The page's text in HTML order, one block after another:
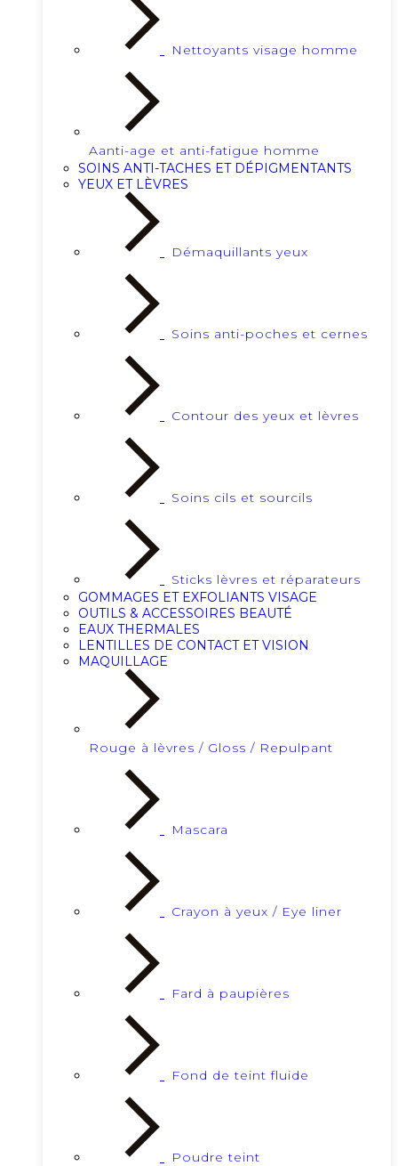
Nettoyants visage homme
Aanti-age et anti-fatigue homme
SOINS ANTI-TACHES ET DÉPIGMENTANTS
YEUX ET LÈVRES
Démaquillants yeux
Soins anti-poches et cernes
Contour des yeux et lèvres
Soins cils et sourcils
Sticks lèvres et réparateurs
GOMMAGES ET EXFOLIANTS VISAGE
OUTILS & ACCESSOIRES BEAUTÉ
EAUX THERMALES
LENTILLES DE CONTACT ET VISION
MAQUILLAGE
Rouge à lèvres / Gloss / Repulpant
Mascara
Crayon à yeux / Eye liner
Fard à paupières
Fond de teint fluide
Poudre teint